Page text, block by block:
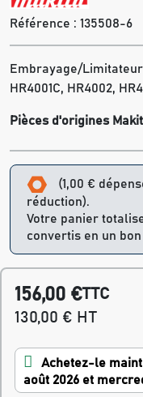
Référence : 135508-6
Embrayage/
HR4001C, HR4002,
Pièces d'origines
(1,00 €
réduction).
Votre panier
convertis en un bon
156,00 €TTC
130,00 € HT
Achetez-le
août 2026 et